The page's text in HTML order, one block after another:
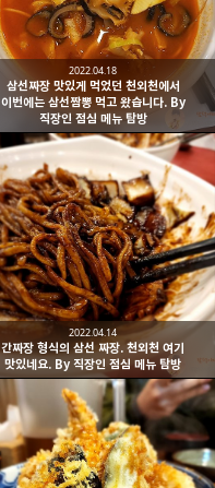
삼선짜장 맛있게 먹었던 천외천에서
이번에는 삼선짬뽕 먹고 왔습니다. By
직장인 점심 메뉴 탐방
2022.04.18
간짜장 형식의 삼선 짜장. 천외천 여기
맛있네요. By 직장인 점심 메뉴 탐방
2022.04.14